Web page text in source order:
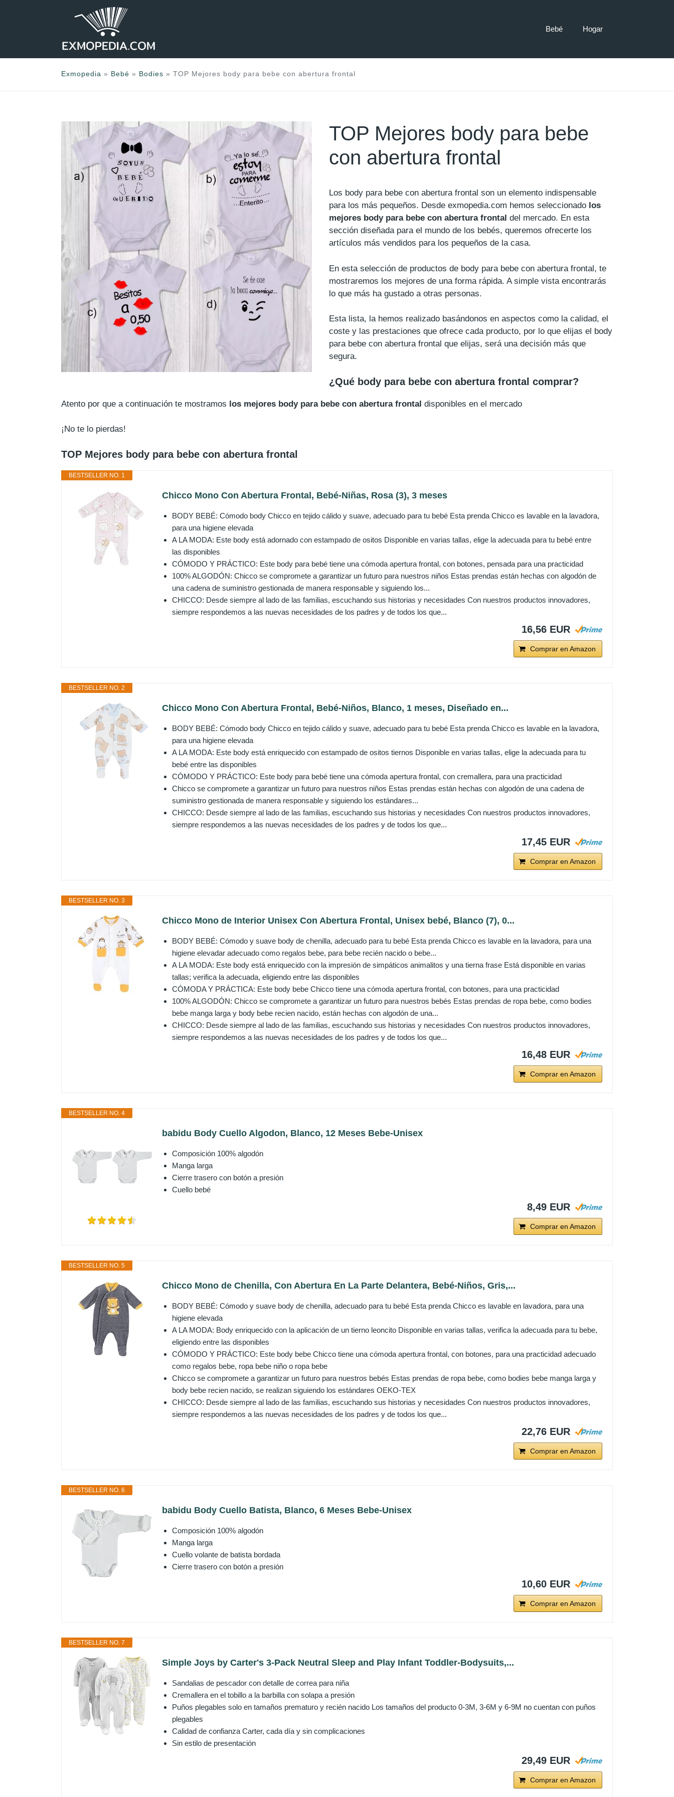
Bebé Hogar
Exmopedia » Bebé » Bodies » TOP Mejores body para bebe con abertura frontal
TOP Mejores body para bebe
con abertura frontal
Los body para bebe con abertura frontal son un elemento indispensable
para los más pequeños. Desde exmopedia.com hemos seleccionado los
mejores body para bebe con abertura frontal del mercado. En esta
sección diseñada para el mundo de los bebés, queremos ofrecerte los
artículos más vendidos para los pequeños de la casa.
En esta selección de productos de body para bebe con abertura frontal, te
mostraremos los mejores de una forma rápida. A simple vista encontrarás
lo que más ha gustado a otras personas.
Esta lista, la hemos realizado basándonos en aspectos como la calidad, el
coste y las prestaciones que ofrece cada producto, por lo que elijas el body
para bebe con abertura frontal que elijas, será una decisión más que
segura.
¿Qué body para bebe con abertura frontal comprar?
Atento por que a continuación te mostramos los mejores body para bebe con abertura frontal disponibles en el mercado
¡No te lo pierdas!
TOP Mejores body para bebe con abertura frontal
BESTSELLER NO. 1
Chicco Mono Con Abertura Frontal, Bebé-Niñas, Rosa (3), 3 meses
BODY BEBÉ: Cómodo body Chicco en tejido cálido y suave, adecuado para tu bebé Esta prenda Chicco es lavable en la lavadora,
para una higiene elevada
A LA MODA: Este body está adornado con estampado de ositos Disponible en varias tallas, elige la adecuada para tu bebé entre
las disponibles
CÓMODO Y PRÁCTICO: Este body para bebé tiene una cómoda apertura frontal, con botones, pensada para una practicidad
100% ALGODÓN: Chicco se compromete a garantizar un futuro para nuestros niños Estas prendas están hechas con algodón de
una cadena de suministro gestionada de manera responsable y siguiendo los...
CHICCO: Desde siempre al lado de las familias, escuchando sus historias y necesidades Con nuestros productos innovadores,
siempre respondemos a las nuevas necesidades de los padres y de todos los que...
16,56 EUR
Comprar en Amazon
BESTSELLER NO. 2
Chicco Mono Con Abertura Frontal, Bebé-Niños, Blanco, 1 meses, Diseñado en...
BODY BEBÉ: Cómodo body Chicco en tejido cálido y suave, adecuado para tu bebé Esta prenda Chicco es lavable en la lavadora,
para una higiene elevada
A LA MODA: Este body está enriquecido con estampado de ositos tiernos Disponible en varias tallas, elige la adecuada para tu
bebé entre las disponibles
CÓMODO Y PRÁCTICO: Este body para bebé tiene una cómoda apertura frontal, con cremallera, para una practicidad
Chicco se compromete a garantizar un futuro para nuestros niños Estas prendas están hechas con algodón de una cadena de
suministro gestionada de manera responsable y siguiendo los estándares...
CHICCO: Desde siempre al lado de las familias, escuchando sus historias y necesidades Con nuestros productos innovadores,
siempre respondemos a las nuevas necesidades de los padres y de todos los que...
17,45 EUR
Comprar en Amazon
BESTSELLER NO. 3
Chicco Mono de Interior Unisex Con Abertura Frontal, Unisex bebé, Blanco (7), 0...
BODY BEBÉ: Cómodo y suave body de chenilla, adecuado para tu bebé Esta prenda Chicco es lavable en la lavadora, para una
higiene elevadar adecuado como regalos bebe, para bebe recién nacido o bebe...
A LA MODA: Este body está enriquecido con la impresión de simpáticos animalitos y una tierna frase Está disponible en varias
tallas; verifica la adecuada, eligiendo entre las disponibles
CÓMODA Y PRÁCTICA: Este body bebe Chicco tiene una cómoda apertura frontal, con botones, para una practicidad
100% ALGODÓN: Chicco se compromete a garantizar un futuro para nuestros bebés Estas prendas de ropa bebe, como bodies
bebe manga larga y body bebe recien nacido, están hechas con algodón de una...
CHICCO: Desde siempre al lado de las familias, escuchando sus historias y necesidades Con nuestros productos innovadores,
siempre respondemos a las nuevas necesidades de los padres y de todos los que...
16,48 EUR
Comprar en Amazon
BESTSELLER NO. 4
babidu Body Cuello Algodon, Blanco, 12 Meses Bebe-Unisex
Composición 100% algodón
Manga larga
Cierre trasero con botón a presión
Cuello bebé
8,49 EUR
Comprar en Amazon
BESTSELLER NO. 5
Chicco Mono de Chenilla, Con Abertura En La Parte Delantera, Bebé-Niños, Gris,...
BODY BEBÉ: Cómodo y suave body de chenilla, adecuado para tu bebé Esta prenda Chicco es lavable en lavadora, para una
higiene elevada
A LA MODA: Body enriquecido con la aplicación de un tierno leoncito Disponible en varias tallas, verifica la adecuada para tu bebe,
eligiendo entre las disponibles
CÓMODO Y PRÁCTICO: Este body bebe Chicco tiene una cómoda apertura frontal, con botones, para una practicidad adecuado
como regalos bebe, ropa bebe niño o ropa bebe
Chicco se compromete a garantizar un futuro para nuestros bebés Estas prendas de ropa bebe, como bodies bebe manga larga y
body bebe recien nacido, se realizan siguiendo los estándares OEKO-TEX
CHICCO: Desde siempre al lado de las familias, escuchando sus historias y necesidades Con nuestros productos innovadores,
siempre respondemos a las nuevas necesidades de los padres y de todos los que...
22,76 EUR
Comprar en Amazon
BESTSELLER NO. 6
babidu Body Cuello Batista, Blanco, 6 Meses Bebe-Unisex
Composición 100% algodón
Manga larga
Cuello volante de batista bordada
Cierre trasero con botón a presión
10,60 EUR
Comprar en Amazon
BESTSELLER NO. 7
Simple Joys by Carter's 3-Pack Neutral Sleep and Play Infant Toddler-Bodysuits,...
Sandalias de pescador con detalle de correa para niña
Cremallera en el tobillo a la barbilla con solapa a presión
Puños plegables solo en tamaños prematuro y recién nacido Los tamaños del producto 0-3M, 3-6M y 6-9M no cuentan con puños
plegables
Calidad de confianza Carter, cada día y sin complicaciones
Sin estilo de presentación
29,49 EUR
Comprar en Amazon